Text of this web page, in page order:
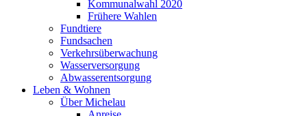
Kommunalwahl 2020
Frühere Wahlen
Fundtiere
Fundsachen
Verkehrsüberwachung
Wasserversorgung
Abwasserentsorgung
Leben & Wohnen
Über Michelau